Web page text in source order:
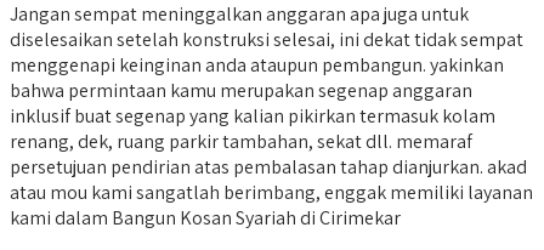
Jangan sempat meninggalkan anggaran apa juga untuk
diselesaikan setelah konstruksi selesai, ini dekat tidak sempat
menggenapi keinginan anda ataupun pembangun. yakinkan
bahwa permintaan kamu merupakan segenap anggaran
inklusif buat segenap yang kalian pikirkan termasuk kolam
renang, dek, ruang parkir tambahan, sekat dll. memaraf
persetujuan pendirian atas pembalasan tahap dianjurkan. akad
atau mou kami sangatlah berimbang, enggak memiliki layanan
kami dalam Bangun Kosan Syariah di Cirimekar